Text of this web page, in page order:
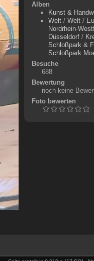
Alben
Kunst &
Welt/ Welt/
Nordrhein-
Düsseldorf/
Schloßpark &
Schloßpark
Besuche
688
Bewertung
noch keine
Foto bewerten